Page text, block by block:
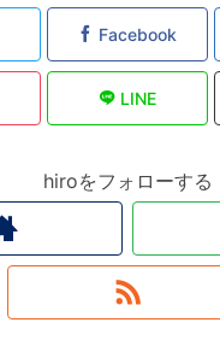
Facebook
LINE
hiroをフォローする